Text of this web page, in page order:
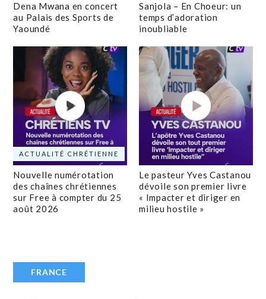
Dena Mwana en concert
au Palais des Sports de
Yaoundé
Sanjola – En Choeur: un
temps d’adoration
inoubliable
ACTUALITÉ CHRÉTIENNE
Nouvelle numérotation
des chaînes chrétiennes
sur Free à compter du 25
août 2026
Le pasteur Yves Castanou
dévoile son premier livre
« Impacter et diriger en
milieu hostile »
FRANCE